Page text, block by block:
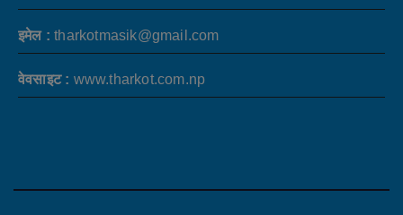
इमेल :tharkotmasik@gmail.com
वेवसाइट : www.tharkot.com.np